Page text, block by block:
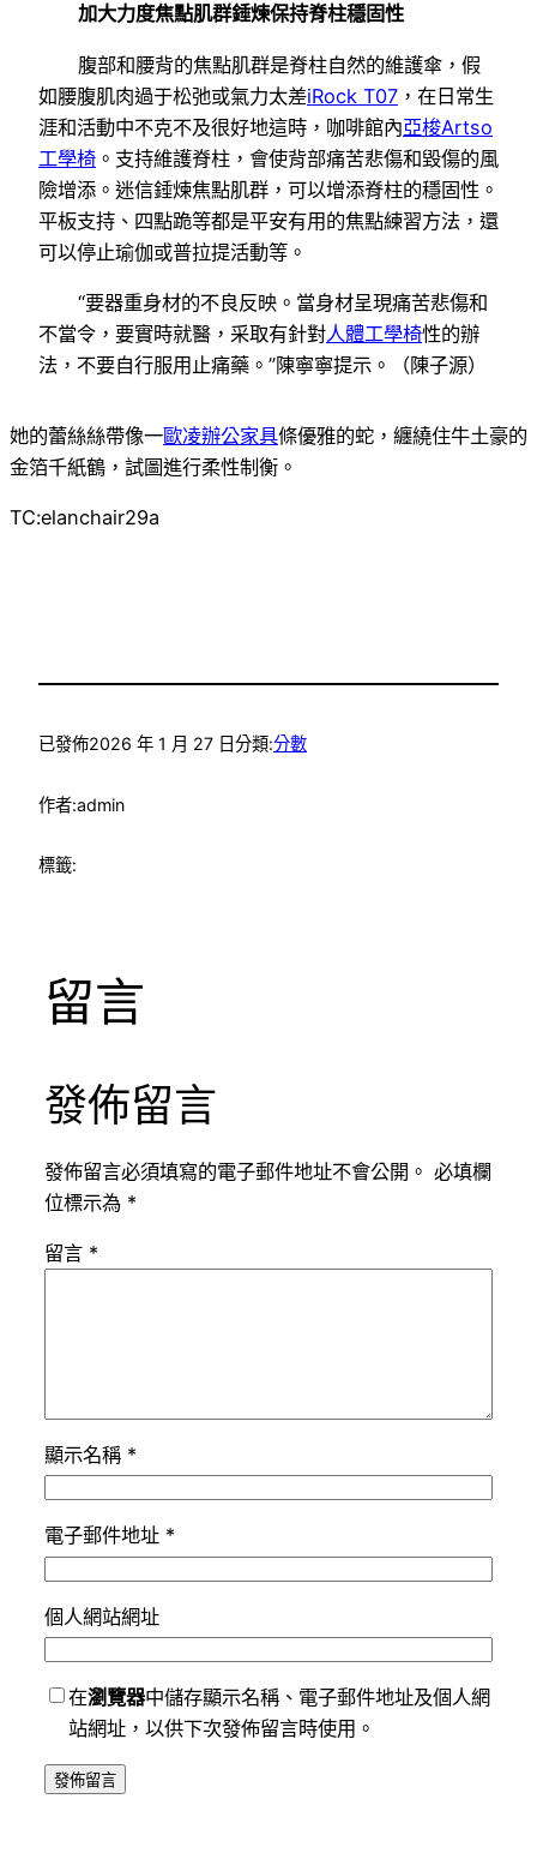
加大力度焦點肌群錘煉保持脊柱穩固性
腹部和腰背的焦點肌群是脊柱自然的維護傘，假
如腰腹肌肉過于松弛或氣力太差iRock T07 ，在日常生
涯和活動中不克不及很好地這時，咖啡館內亞梭Artso
工學椅 。支持維護脊柱，會使背部痛苦悲傷和毀傷的風
險增添。迷信錘煉焦點肌群，可以增添脊柱的穩固性。
平板支持、四點跪等都是平安有用的焦點練習方法，還
可以停止瑜伽或普拉提活動等。
“要器重身材的不良反映。當身材呈現痛苦悲傷和
不當令，要實時就醫，采取有針對人體工學椅性的辦
法，不要自行服用止痛藥。”陳寧寧提示。（陳子源）
她的蕾絲絲帶像一歐凌辦公家具條優雅的蛇，纏繞住牛土豪的
金箔千紙鶴，試圖進行柔性制衡。
TC:elanchair29a
已發佈2026 年 1 月 27 日分類:分數
作者:admin
標籤:
留言
發佈留言
發佈留言必須填寫的電子郵件地址不會公開。 必填欄
位標示為 *
留言 *
顯示名稱 *
電子郵件地址 *
個人網站網址
在瀏覽器中儲存顯示名稱、電子郵件地址及個人網
站網址，以供下次發佈留言時使用。